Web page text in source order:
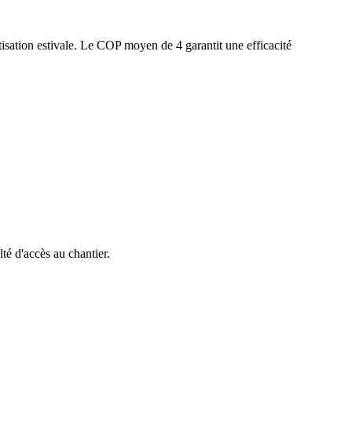
estivale. Le COP moyen de 4 garantit une efficacité
d'accès au chantier.